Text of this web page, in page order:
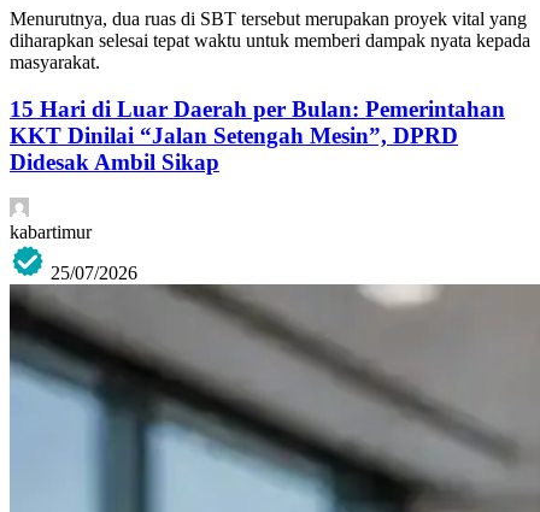
Menurutnya, dua ruas di SBT tersebut merupakan proyek vital yang
diharapkan selesai tepat waktu untuk memberi dampak nyata kepada
masyarakat.
15 Hari di Luar Daerah per Bulan: Pemerintahan
KKT Dinilai “Jalan Setengah Mesin”, DPRD
Didesak Ambil Sikap
kabartimur
25/07/2026